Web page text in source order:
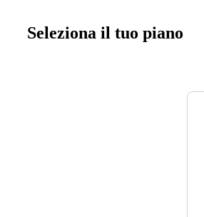
Seleziona il tuo piano